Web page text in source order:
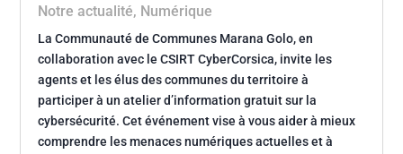
Notre actualité, Numérique
La Communauté de Communes Marana Golo, en
collaboration avec le CSIRT CyberCorsica, invite les
agents et les élus des communes du territoire à
participer à un atelier d’information gratuit sur la
cybersécurité. Cet événement vise à vous aider à mieux
comprendre les menaces numériques actuelles et à